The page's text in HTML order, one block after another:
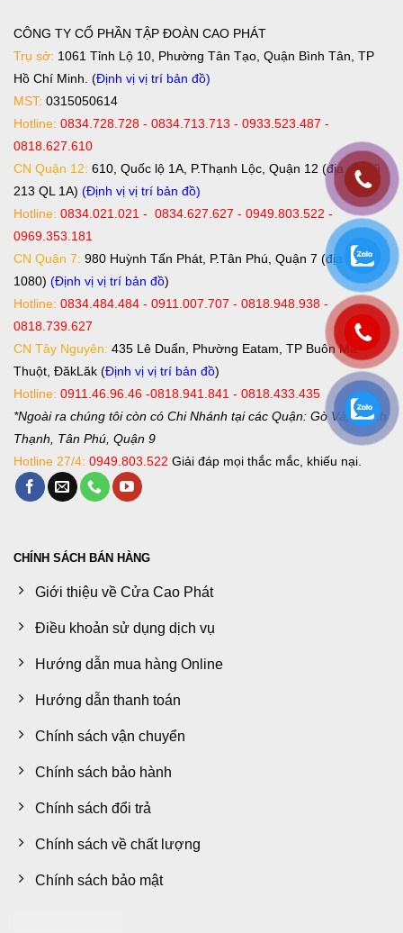
CÔNG TY CỔ PHẦN TẬP ĐOÀN CAO PHÁT
Trụ sở: 1061 Tỉnh Lộ 10, Phường Tân Tạo, Quận Bình Tân, TP
Hồ Chí Minh. (Định vị vị trí bản đồ)
MST: 0315050614
Hotline: 0834.728.728 - 0834.713.713 - 0933.523.487 -
0818.627.610
CN Quận 12: 610, Quốc lộ 1A, P.Thạnh Lộc, Quận 12 (địa chỉ cũ
213 QL 1A) (Định vị vị trí bản đồ)
Hotline: 0834.021.021 - 0834.627.627 - 0949.803.522 -
0969.353.181
CN Quận 7: 980 Huỳnh Tấn Phát, P.Tân Phú, Quận 7 (địa chỉ cũ
1080) (Định vị vị trí bản đồ)
Hotline: 0834.484.484 - 0911.007.707 - 0818.948.938 -
0818.739.627
CN Tây Nguyên: 435 Lê Duẩn, Phường Eatam, TP Buôn Ma
Thuột, ĐăkLăk (Định vị vị trí bản đồ)
Hotline: 0911.46.96.46 -0818.941.841 - 0818.433.435
*Ngoài ra chúng tôi còn có Chi Nhánh tại các Quận: Gò Vấp, Bình
Thạnh, Tân Phú, Quận 9
Hotline 27/4: 0949.803.522 Giải đáp mọi thắc mắc, khiếu nại.
CHÍNH SÁCH BÁN HÀNG
Giới thiệu về Cửa Cao Phát
Điều khoản sử dụng dịch vụ
Hướng dẫn mua hàng Online
Hướng dẫn thanh toán
Chính sách vận chuyển
Chính sách bảo hành
Chính sách đổi trả
Chính sách về chất lượng
Chính sách bảo mật